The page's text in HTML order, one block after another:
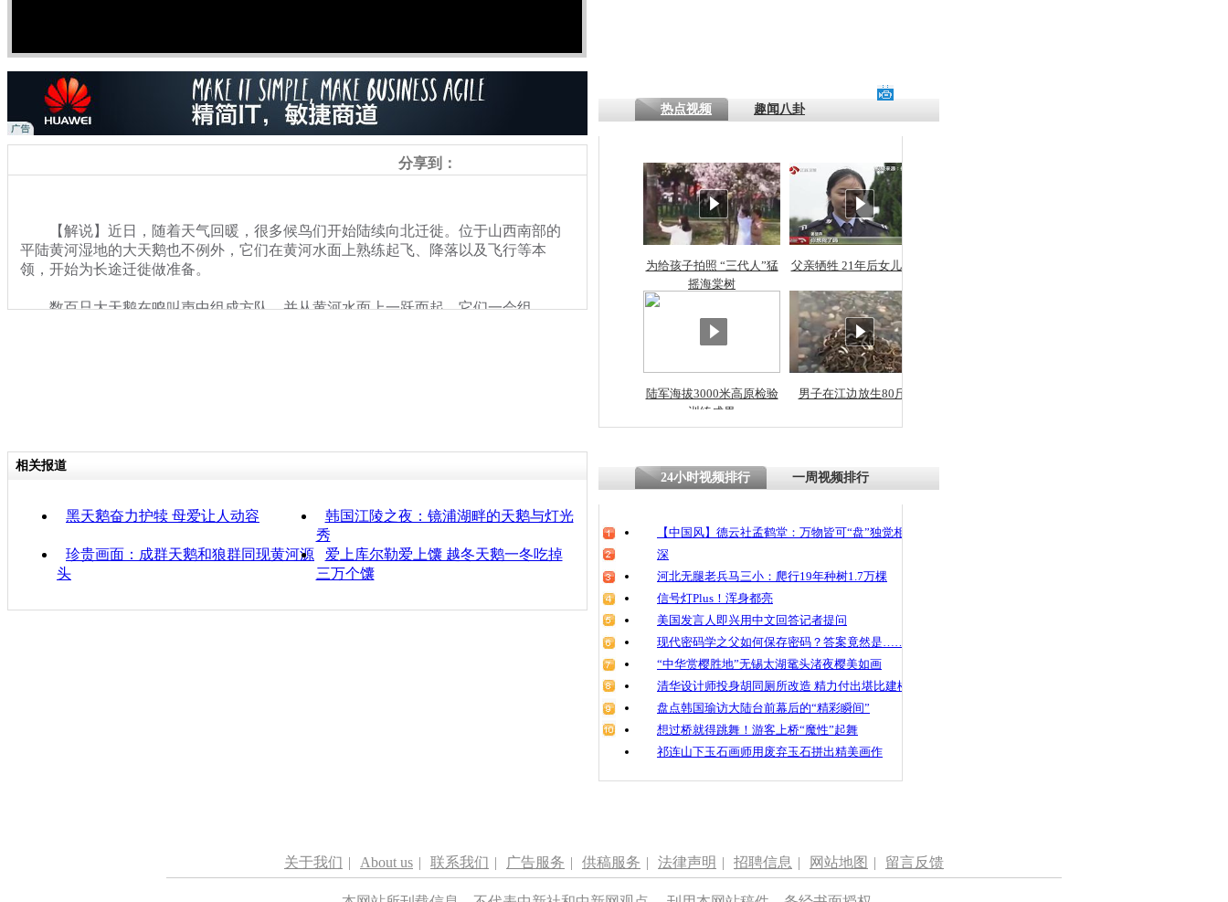
探访传承四千年传统习
俗：近万民众为娥皇女
英省亲送行
小伙骑车逆行被查情绪
崩溃 网上回答崩溃原
四川兴文苗乡上万人欢
魂
大天鹅空中练兵备战迁
徙
分享到：
【解说】近日，随着天气回暖，很多候鸟们开始陆续向北迁徙。位于山西南部的
平陆黄河湿地的大天鹅也不例外，它们在黄河水面上熟练起飞、降落以及飞行等本
领，开始为长途迁徙做准备。
数百只大天鹅在鸣叫声中组成方队，并从黄河水面上一跃而起，它们一会组
分类名称：热点新闻
热点视频 趣闻八卦
为给孩子拍照 “三代人”猛
摇海棠树
父亲牺牲 21年后女儿从警
陆军海拔3000米高原检验
训练成果
男子在江边放生80斤蛇
相关报道
黑天鹅奋力护犊 母爱让人动容
韩国江陵之夜：镜浦湖畔的天鹅与灯光
秀
珍贵画面：成群天鹅和狼群同现黄河源
头
爱上库尔勒爱上馕 越冬天鹅一冬吃掉
三万个馕
24小时视频排行 一周视频排行
【中国风】德云社孟鹤堂：万物皆可“盘”独觉相声
深
河北无腿老兵马三小：爬行19年种树1.7万棵
信号灯Plus！浑身都亮
美国发言人即兴用中文回答记者提问
现代密码学之父如何保存密码？答案竟然是……
“中华赏樱胜地”无锡太湖鼋头渚夜樱美如画
清华设计师投身胡同厕所改造 精力付出堪比建楼
盘点韩国瑜访大陆台前幕后的“精彩瞬间”
想过桥就得跳舞！游客上桥“魔性”起舞
祁连山下玉石画师用废弃玉石拼出精美画作
关于我们 | About us | 联系我们 | 广告服务 | 供稿服务 | 法律声明 | 招聘信息 | 网站地图 | 留言反馈